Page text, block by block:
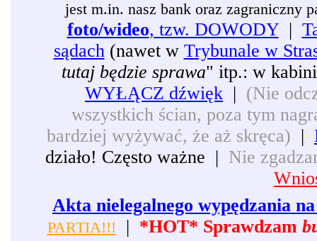
jest m.in. nasz bank oraz zagraniczny
foto/wideo, tzw. DOWODY|
sądach(nawet w Trybunale w
tutaj będzie sprawa" itp.: w
WYŁĄCZ dźwięk | (Nie
wszystkich ścian, poza tym
bardziej wyżywać, że aż skręca) |
działo! Często ważne | Nie
Akta nielegalnego wypędzania
PARTIA!!! | *HOT* Sprawdzam